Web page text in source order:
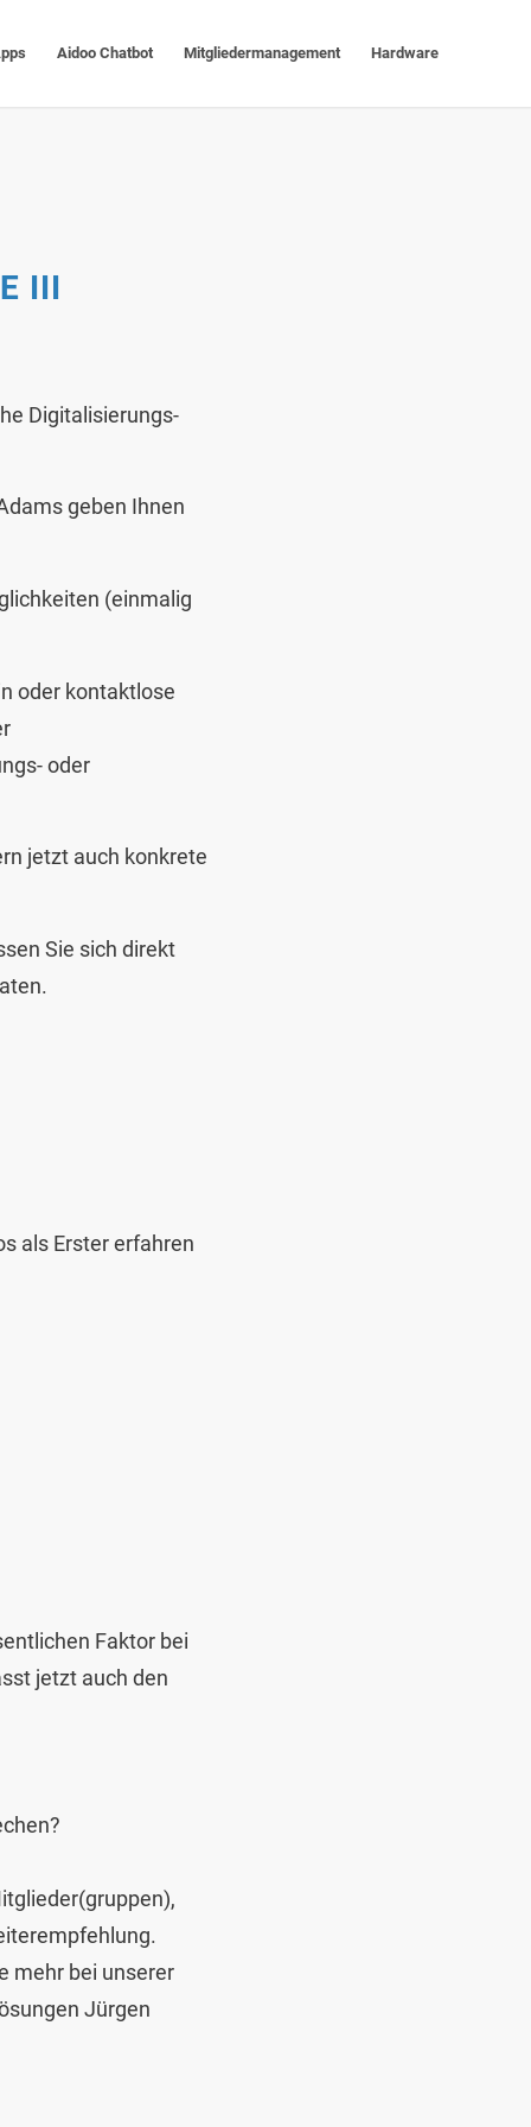
Aidoo Chatbot Mitgliedermanagement Hardware
III
Digitalisierungs-
geben Ihnen
(einmalig
oder kontaktlose
oder
jetzt auch konkrete
Sie sich direkt
als Erster erfahren
Faktor bei
jetzt auch den
mehr bei unserer
Jürgen